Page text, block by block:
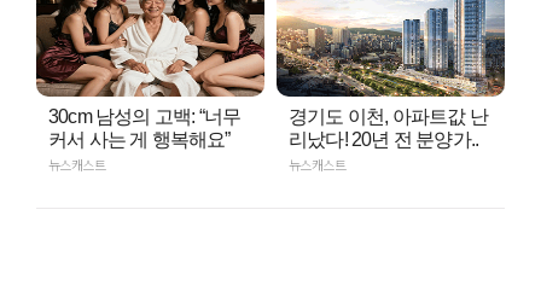
30cm 남성의 고백: “너무
커서 사는 게 행복해요”
뉴스캐스트
경기도 이천, 아파트값 난
리났다! 20년 전 분양가..
뉴스캐스트